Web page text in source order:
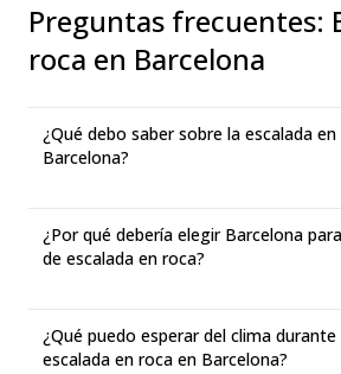
Preguntas frecuentes:
roca en Barcelona
¿Qué debo saber sobre la escalada
Barcelona?
¿Por qué debería elegir Barcelona
de escalada en roca?
¿Qué puedo esperar del clima
escalada en roca en Barcelona?